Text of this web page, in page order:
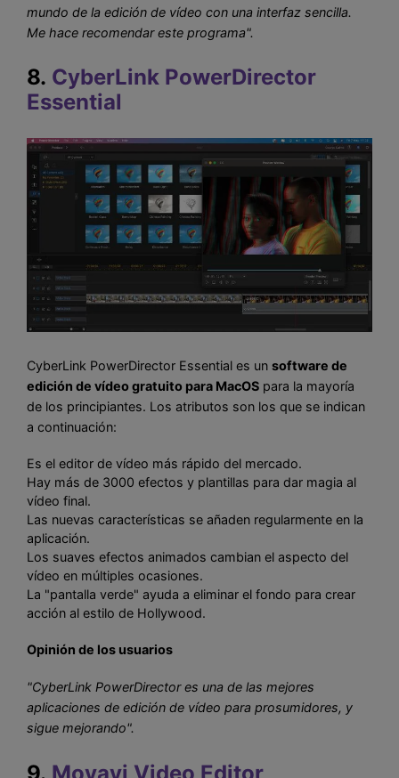
mundo de la edición de vídeo con una interfaz sencilla.
Me hace recomendar este programa".
8. CyberLink PowerDirector
Essential
CyberLink PowerDirector Essential es un software de
edición de vídeo gratuito para MacOS para la mayoría
de los principiantes. Los atributos son los que se indican
a continuación:
Es el editor de vídeo más rápido del mercado.
Hay más de 3000 efectos y plantillas para dar magia al
vídeo final.
Las nuevas características se añaden regularmente en la
aplicación.
Los suaves efectos animados cambian el aspecto del
vídeo en múltiples ocasiones.
La "pantalla verde" ayuda a eliminar el fondo para crear
acción al estilo de Hollywood.
Opinión de los usuarios
"CyberLink PowerDirector es una de las mejores
aplicaciones de edición de vídeo para prosumidores, y
sigue mejorando".